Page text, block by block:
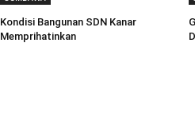
Kondisi Bangunan SDN Kanar
Memprihatinkan